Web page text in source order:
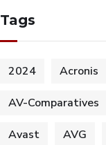
Tags
2024 Acronis
AV-Comparatives
Avast AVG